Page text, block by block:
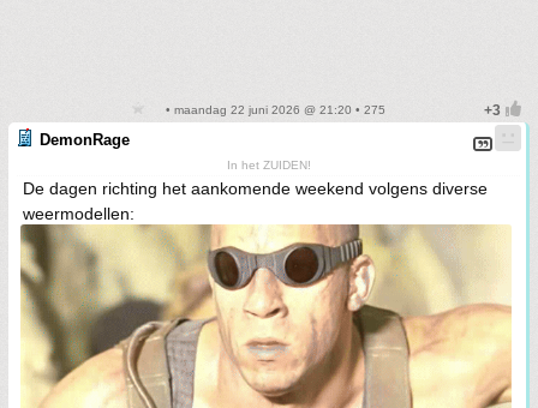
• maandag 22 juni 2026 @ 21:20 • 275
DemonRage
In het ZUIDEN!
De dagen richting het aankomende weekend volgens diverse
weermodellen: